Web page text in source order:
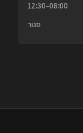
08:00–12:30
סגור